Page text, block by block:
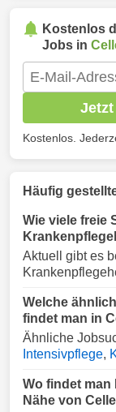
Kostenlos
Jobs in
Kostenlos.
Häufig
Wie viele freie
Aktuell gibt es
Welche
findet man in
Ähnliche
Intensivpflege,
Wo findet
Nähe von